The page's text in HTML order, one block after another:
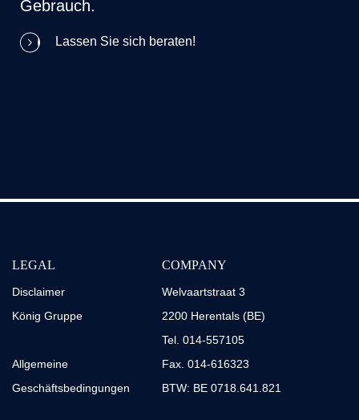
Gebrauch.
Lassen Sie sich beraten!
LEGAL
Disclaimer
König Gruppe
Allgemeine
Geschäftsbedingungen
COMPANY
Welvaartstraat 3
2200 Herentals (BE)
Tel. 014-557105
Fax. 014-616323
BTW: BE 0718.641.821